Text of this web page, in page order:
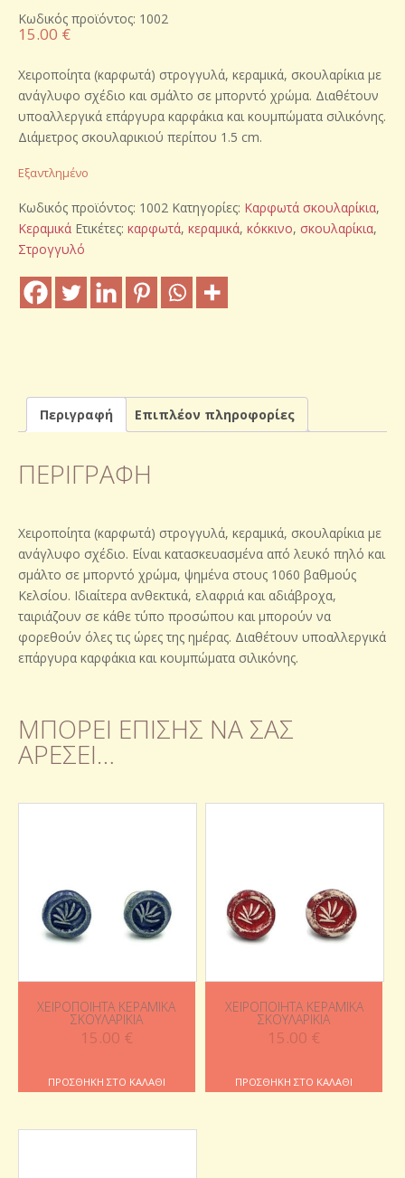
Κωδικός προϊόντος: 1002
15.00 €
Χειροποίητα (καρφωτά) στρογγυλά, κεραμικά, σκουλαρίκια με
ανάγλυφο σχέδιο και σμάλτο σε μπορντό χρώμα. Διαθέτουν
υποαλλεργικά επάργυρα καρφάκια και κουμπώματα σιλικόνης.
Διάμετρος σκουλαρικιού περίπου 1.5 cm.
Εξαντλημένο
Κωδικός προϊόντος: 1002 Κατηγορίες: Καρφωτά σκουλαρίκια,
Κεραμικά Ετικέτες: καρφωτά, κεραμικά, κόκκινο, σκουλαρίκια,
Στρογγυλό
Περιγραφή Επιπλέον πληροφορίες
ΠΕΡΙΓΡΑΦΉ
Χειροποίητα (καρφωτά) στρογγυλά, κεραμικά, σκουλαρίκια με
ανάγλυφο σχέδιο. Είναι κατασκευασμένα από λευκό πηλό και
σμάλτο σε μπορντό χρώμα, ψημένα στους 1060 βαθμούς
Κελσίου. Ιδιαίτερα ανθεκτικά, ελαφριά και αδιάβροχα,
ταιριάζουν σε κάθε τύπο προσώπου και μπορούν να
φορεθούν όλες τις ώρες της ημέρας. Διαθέτουν υποαλλεργικά
επάργυρα καρφάκια και κουμπώματα σιλικόνης.
ΜΠΟΡΕΊ ΕΠΊΣΗΣ ΝΑ ΣΑΣ
ΑΡΈΣΕΙ…
ΧΕΙΡΟΠΟΊΗΤΑ ΚΕΡΑΜΙΚΆ
ΣΚΟΥΛΑΡΊΚΙΑ
15.00 €
ΠΡΟΣΘΉΚΗ ΣΤΟ ΚΑΛΆΘΙ
ΧΕΙΡΟΠΟΊΗΤΑ ΚΕΡΑΜΙΚΆ
ΣΚΟΥΛΑΡΊΚΙΑ
15.00 €
ΠΡΟΣΘΉΚΗ ΣΤΟ ΚΑΛΆΘΙ